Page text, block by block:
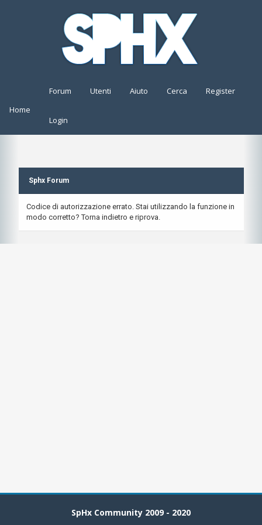
Home
Forum Utenti Aiuto Cerca Register
Login
Sphx Forum
Codice di autorizzazione errato. Stai utilizzando la funzione in
modo corretto? Torna indietro e riprova.
SpHx Community 2009 - 2020